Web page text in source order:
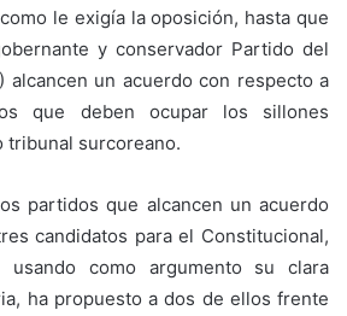
le exigía la oposición, hasta que
y conservador Partido del
alcancen un acuerdo con respecto a
que deben ocupar los sillones
tribunal surcoreano.
partidos que alcancen un acuerdo
candidatos para el Constitucional,
como argumento su clara
ha propuesto a dos de ellos frente